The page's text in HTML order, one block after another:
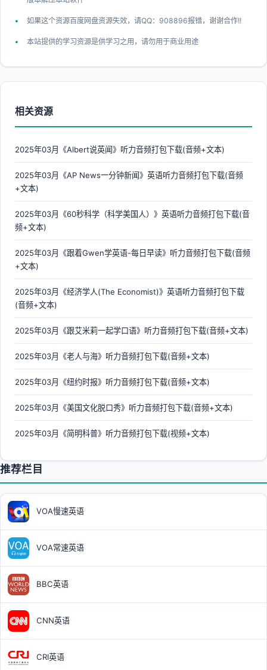
如果这个资源百度网盘资源失效，请QQ：908896报错，谢谢合作!!
本站提供的学习资源是供学习之用，请勿用于商业用途
相关资源
2025年03月《Albert说英闻》听力音频打包下载(音频+文本)
2025年03月《AP News一分钟新闻》英语听力音频打包下载(音频
+文本)
2025年03月《60秒科学（科学美国人）》英语听力音频打包下载(音
频+文本)
2025年03月《跟着Gwen学英语-每日早读》听力音频打包下载(音频
+文本)
2025年03月《经济学人(The Economist)》英语听力音频打包下载
(音频+文本)
2025年03月《跟艾米莉一起学口语》听力音频打包下载(音频+文本)
2025年03月《老人与海》听力音频打包下载(音频+文本)
2025年03月《纽约时报》听力音频打包下载(音频+文本)
2025年03月《美国文化脱口秀》听力音频打包下载(音频+文本)
2025年03月《简明科普》听力音频打包下载(视频+文本)
推荐栏目
VOA慢速英语
VOA常速英语
BBC英语
CNN英语
CRI英语